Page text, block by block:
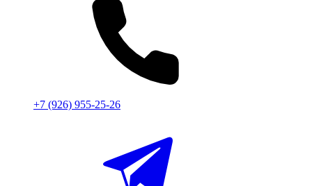
+7 (926) 955-25-26